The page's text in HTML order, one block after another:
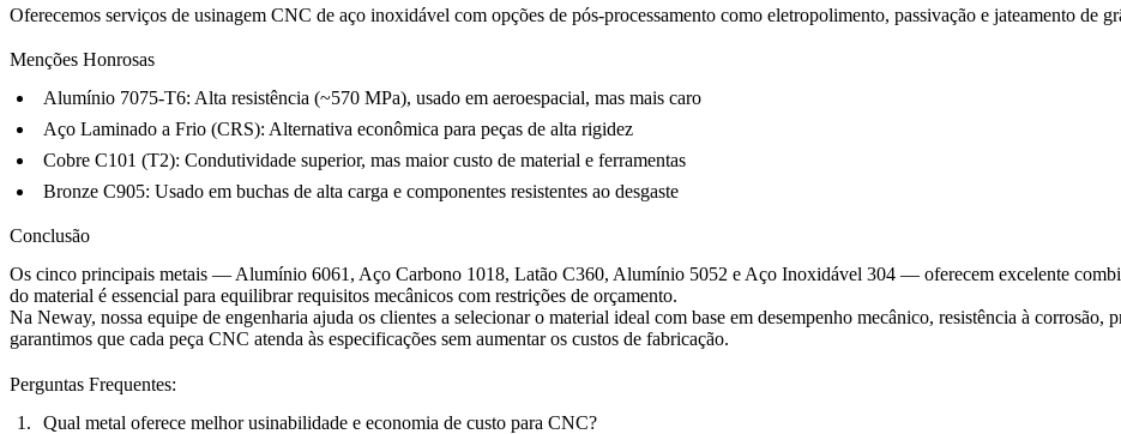
Oferecemos serviços de usinagem CNC de aço inoxidável com opções de pós-processamento como eletropolimento, passivação e jateamento de
Menções Honrosas
Alumínio 7075-T6: Alta resistência (~570 MPa), usado em aeroespacial, mas mais caro
Aço Laminado a Frio (CRS): Alternativa econômica para peças de alta rigidez
Cobre C101 (T2): Condutividade superior, mas maior custo de material e ferramentas
Bronze C905: Usado em buchas de alta carga e componentes resistentes ao desgaste
Conclusão
Os cinco principais metais — Alumínio 6061, Aço Carbono 1018, Latão C360, Alumínio 5052 e Aço Inoxidável 304 — oferecem excelente
do material é essencial para equilibrar requisitos mecânicos com restrições de orçamento.
Na Neway, nossa equipe de engenharia ajuda os clientes a selecionar o material ideal com base em desempenho mecânico, resistência à
garantimos que cada peça CNC atenda às especificações sem aumentar os custos de fabricação.
Perguntas Frequentes:
Qual metal oferece melhor usinabilidade e economia de custo para CNC?